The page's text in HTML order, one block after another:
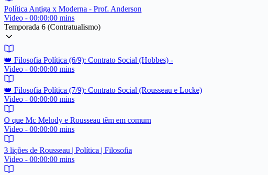
Política Antiga x Moderna - Prof. Anderson
Video - 00:00:00 mins
Temporada 6 (Contratualismo)
👑 Filosofia Política (6/9): Contrato Social (Hobbes) -
Video - 00:00:00 mins
👑 Filosofia Política (7/9): Contrato Social (Rousseau e Locke)
Video - 00:00:00 mins
O que Mc Melody e Rousseau têm em comum
Video - 00:00:00 mins
3 lições de Rousseau | Política | Filosofia
Video - 00:00:00 mins